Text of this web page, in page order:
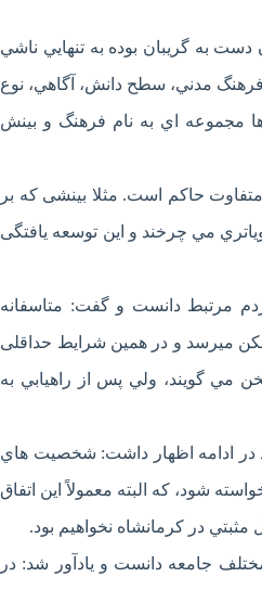
به گريبان بوده به تنهايي ناشي
مدني، سطح دانش، آگاهي، نوع
مجموعه اي به نام فرهنگ و بينش
حاكم است. مثلا بینشی که بر
مي چرخند و این توسعه یافتگی
مرتبط دانست و گفت: متاسفانه
میرسد و در همین شرایط حداقلی
مي گويند، ولي پس از راهيابي به
در ادامه اظهار داشت: شخصيت هاي
شود، که البته معمولاً این اتفاق
مثبتي در كرمانشاه نخواهيم بود.
جامعه دانست و يادآور شد: در